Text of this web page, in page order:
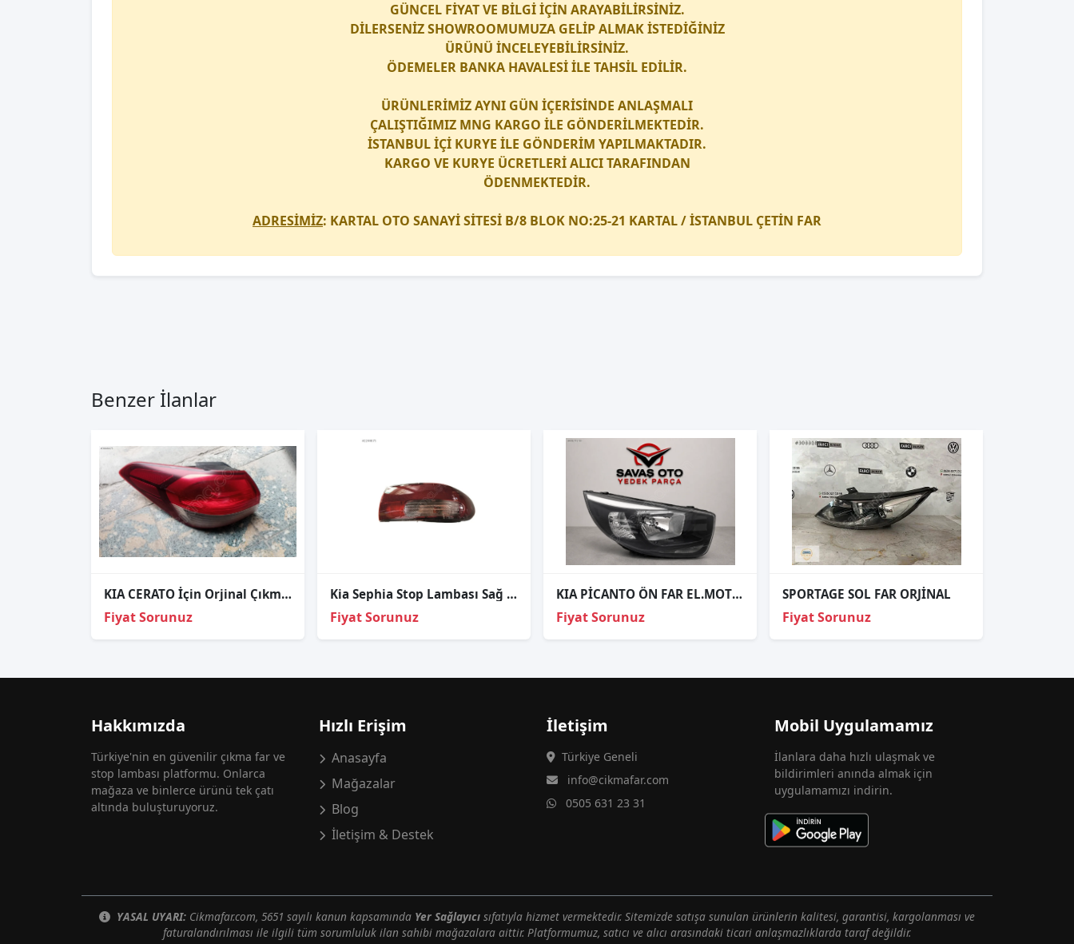
GÜNCEL FİYAT VE BİLGİ İÇİN ARAYABİLİRSİNİZ.
DİLERSENİZ SHOWROOMUMUZA GELİP ALMAK İSTEDİĞİNİZ
ÜRÜNÜ İNCELEYEBİLİRSİNİZ.
ÖDEMELER BANKA HAVALESİ İLE TAHSİL EDİLİR.
ÜRÜNLERİMİZ AYNI GÜN İÇERİSİNDE ANLAŞMALI
ÇALIŞTIĞIMIZ MNG KARGO İLE GÖNDERİLMEKTEDİR.
İSTANBUL İÇİ KURYE İLE GÖNDERİM YAPILMAKTADIR.
KARGO VE KURYE ÜCRETLERİ ALICI TARAFINDAN
ÖDENMEKTEDİR.
ADRESİMİZ: KARTAL OTO SANAYİ SİTESİ B/8 BLOK NO:25-21 KARTAL / İSTANBUL ÇETİN FAR
Benzer İlanlar
KIA CERATO İçin Orjinal Çıkma Sol Arka Stop
Fiyat Sorunuz
Kia Sephia Stop Lambası Sağ 1996-1998
Fiyat Sorunuz
KIA PİCANTO ÖN FAR EL.MOTOR.SAĞ SOL 2017 2018 / TAİWAN
Fiyat Sorunuz
SPORTAGE SOL FAR ORJİNAL
Fiyat Sorunuz
Hakkımızda
Türkiye'nin en güvenilir çıkma far ve
stop lambası platformu. Onlarca
mağaza ve binlerce ürünü tek çatı
altında buluşturuyoruz.
Hızlı Erişim
Anasayfa
Mağazalar
Blog
İletişim & Destek
İletişim
Türkiye Geneli
info@cikmafar.com
0505 631 23 31
Mobil Uygulamamız
İlanlara daha hızlı ulaşmak ve
bildirimleri anında almak için
uygulamamızı indirin.
YASAL UYARI: Cikmafar.com, 5651 sayılı kanun kapsamında Yer Sağlayıcı sıfatıyla hizmet vermektedir. Sitemizde satışa sunulan ürünlerin kalitesi, garantisi, kargolanması ve
faturalandırılması ile ilgili tüm sorumluluk ilan sahibi mağazalara aittir. Platformumuz, satıcı ve alıcı arasındaki ticari anlaşmazlıklarda taraf değildir.